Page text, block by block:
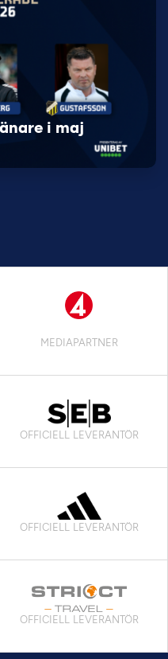
i maj
MEDIAPARTNER
OFFICIELL LEVERANTÖR
OFFICIELL LEVERANTÖR
OFFICIELL LEVERANTÖR